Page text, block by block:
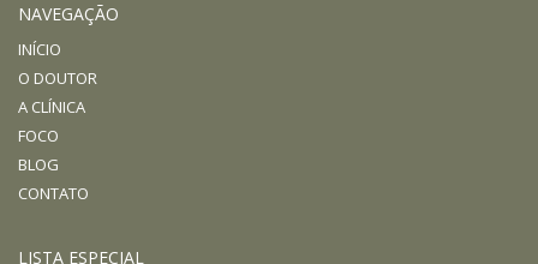
NAVEGAÇÃO
INÍCIO
O DOUTOR
A CLÍNICA
FOCO
BLOG
CONTATO
LISTA ESPECIAL